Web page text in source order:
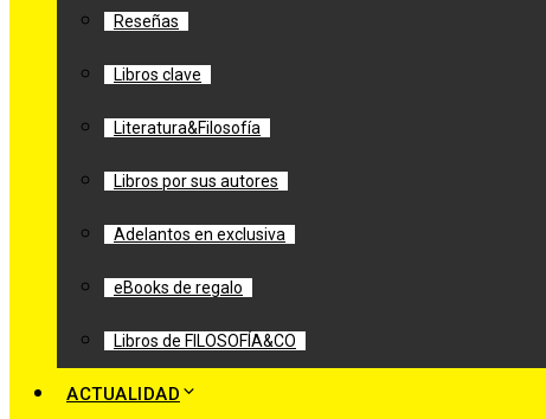
Reseñas
Libros clave
Literatura&Filosofía
Libros por sus autores
Adelantos en exclusiva
eBooks de regalo
Libros de FILOSOFÍA&CO
ACTUALIDAD